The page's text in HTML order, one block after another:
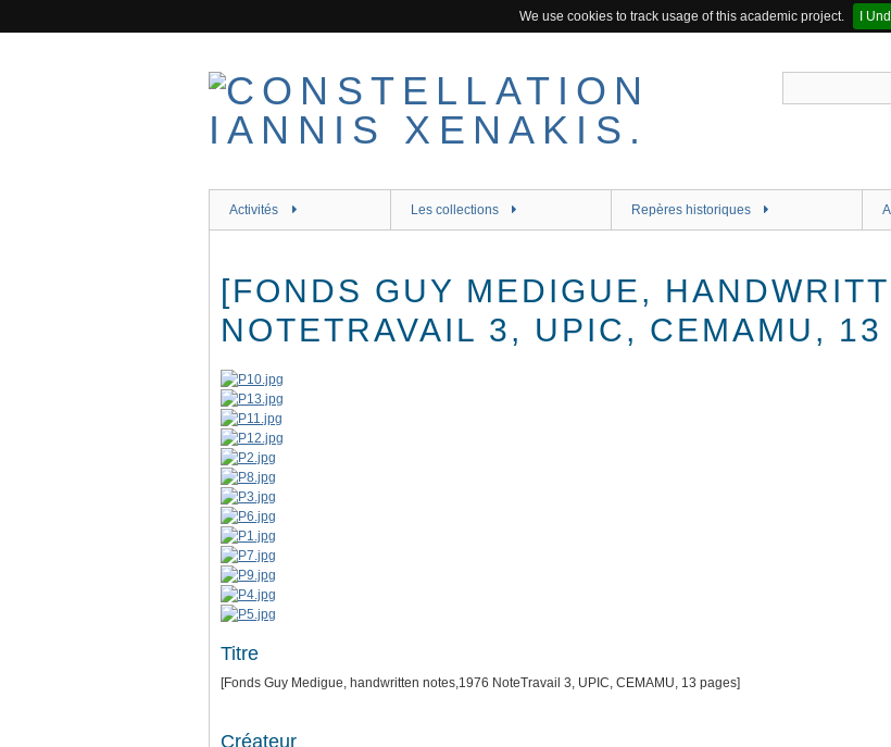
We use cookies to track usage of this academic project.
I
Activités Les collections Repères historiques
[FONDS GUY MEDIGUE,
NOTETRAVAIL 3, UPIC, CEMAMU, 13
Titre
[Fonds Guy Medigue, handwritten notes,1976 NoteTravail 3, UPIC, CEMAMU, 13 pages]
Créateur